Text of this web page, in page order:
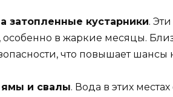
затопленные кустарники.
особенно в жаркие месяцы.
что повышает шансы
ямы и свалы. Вода в этих